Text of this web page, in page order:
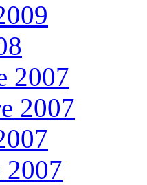
2007
2007
2007